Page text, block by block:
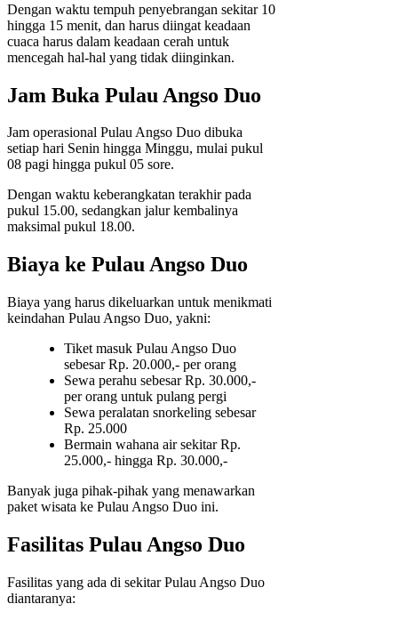
Dengan waktu tempuh penyebrangan sekitar 10
hingga 15 menit, dan harus diingat keadaan
cuaca harus dalam keadaan cerah untuk
mencegah hal-hal yang tidak diinginkan.
Jam Buka Pulau Angso Duo
Jam operasional Pulau Angso Duo dibuka
setiap hari Senin hingga Minggu, mulai pukul
08 pagi hingga pukul 05 sore.
Dengan waktu keberangkatan terakhir pada
pukul 15.00, sedangkan jalur kembalinya
maksimal pukul 18.00.
Biaya ke Pulau Angso Duo
Biaya yang harus dikeluarkan untuk menikmati
keindahan Pulau Angso Duo, yakni:
Tiket masuk Pulau Angso Duo
sebesar Rp. 20.000,- per orang
Sewa perahu sebesar Rp. 30.000,-
per orang untuk pulang pergi
Sewa peralatan snorkeling sebesar
Rp. 25.000
Bermain wahana air sekitar Rp.
25.000,- hingga Rp. 30.000,-
Banyak juga pihak-pihak yang menawarkan
paket wisata ke Pulau Angso Duo ini.
Fasilitas Pulau Angso Duo
Fasilitas yang ada di sekitar Pulau Angso Duo
diantaranya: